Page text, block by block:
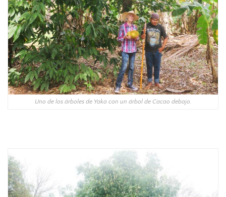
Uno de los árboles de Yaka con un árbol de Cacao debajo.